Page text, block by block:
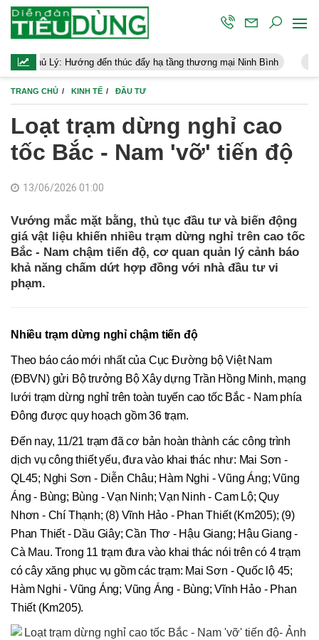
đến thúc đẩy hạ tầng thương mại Ninh Bình Điều hành
TRANG CHỦ KINH TẾ ĐẦU TƯ
Loạt trạm dừng nghỉ cao
tốc Bắc - Nam 'vỡ' tiến độ
13/06/2026 01:00
Vướng mắc mặt bằng, thủ tục đầu tư và biến động
giá vật liệu khiến nhiều trạm dừng nghỉ trên cao tốc
Bắc - Nam chậm tiến độ, cơ quan quản lý cảnh báo
khả năng chấm dứt hợp đồng với nhà đầu tư vi
phạm.
Nhiều trạm dừng nghỉ chậm tiến độ
Theo báo cáo mới nhất của Cục Đường bộ Việt Nam
(ĐBVN) gửi Bộ trưởng Bộ Xây dựng Trần Hồng Minh, mạng
lưới trạm dừng nghỉ trên toàn tuyến cao tốc Bắc - Nam phía
Đông được quy hoạch gồm 36 trạm.
Đến nay, 11/21 trạm đã cơ bản hoàn thành các công trình
dịch vụ công thiết yếu, đưa vào khai thác như: Mai Sơn -
QL45; Nghi Sơn - Diễn Châu; Hàm Nghi - Vũng Áng; Vũng
Áng - Bùng; Bùng - Vạn Ninh; Vạn Ninh - Cam Lộ; Quy
Nhơn - Chí Thạnh; (8) Vĩnh Hảo - Phan Thiết (Km205); (9)
Phan Thiết - Dầu Giây; Cần Thơ - Hậu Giang; Hậu Giang -
Cà Mau. Trong 11 trạm đưa vào khai thác nói trên có 4 trạm
có cây xăng phục vụ gồm các trạm: Mai Sơn - Quốc lộ 45;
Hàm Nghi - Vũng Áng; Vũng Áng - Bùng; Vĩnh Hảo - Phan
Thiết (Km205).